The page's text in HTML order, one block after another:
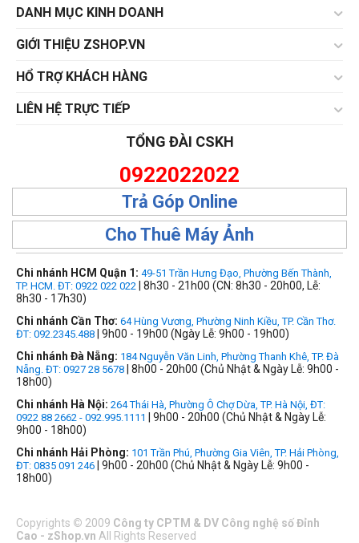
DANH MỤC KINH DOANH
GIỚI THIỆU ZSHOP.VN
HỔ TRỢ KHÁCH HÀNG
LIÊN HỆ TRỰC TIẾP
TỔNG ĐÀI CSKH
0922022022
Trả Góp Online
Cho Thuê Máy Ảnh
Chi nhánh HCM Quận 1: 49-51 Trần Hưng Đạo, Phường Bến Thành,
TP. HCM. ĐT: 0922 022 022 | 8h30 - 21h00 (CN: 8h30 - 20h00, Lễ:
8h30 - 17h30)
Chi nhánh Cần Thơ: 64 Hùng Vương, Phường Ninh Kiều, TP. Cần Thơ.
ĐT: 092.2345.488 | 9h00 - 19h00 (Ngày Lễ: 9h00 - 19h00)
Chi nhánh Đà Nẵng: 184 Nguyễn Văn Linh, Phường Thanh Khê, TP. Đà
Nẵng. ĐT: 0927 28 5678 | 8h00 - 20h00 (Chủ Nhật & Ngày Lễ: 9h00 -
18h00)
Chi nhánh Hà Nội: 264 Thái Hà, Phường Ô Chợ Dừa, TP. Hà Nội, ĐT:
0922 88 2662 - 092.995.1111
| 9h00 - 20h00 (Chủ Nhật & Ngày Lễ:
9h00 - 18h00)
Chi nhánh Hải Phòng: 101 Trần Phú, Phường Gia Viên, TP. Hải Phòng,
ĐT: 0835 091 246 | 9h00 - 20h00 (Chủ Nhật & Ngày Lễ: 9h00 -
18h00)
Copyrights © 2009 Công ty CPTM & DV Công nghệ số Đỉnh
Cao - zShop.vn All Rights Reserved